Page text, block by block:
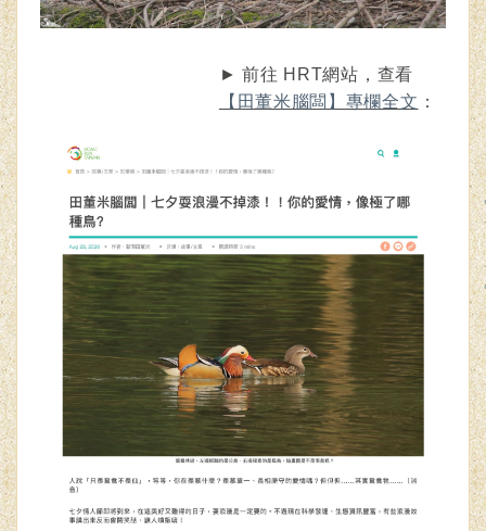
► 前往 HRT網站，查看
【田董米腦闆】專欄全文 ：